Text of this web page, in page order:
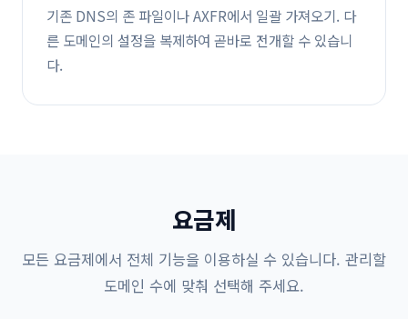
기존 DNS의 존 파일이나 AXFR에서 일괄 가져오기. 다
른 도메인의 설정을 복제하여 곧바로 전개할 수 있습니
다.
요금제
모든 요금제에서 전체 기능을 이용하실 수 있습니다. 관리할
도메인 수에 맞춰 선택해 주세요.